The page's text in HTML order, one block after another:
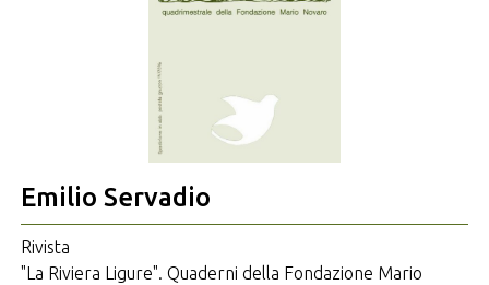
Emilio Servadio
Rivista
"La Riviera Ligure". Quaderni della Fondazione Mario